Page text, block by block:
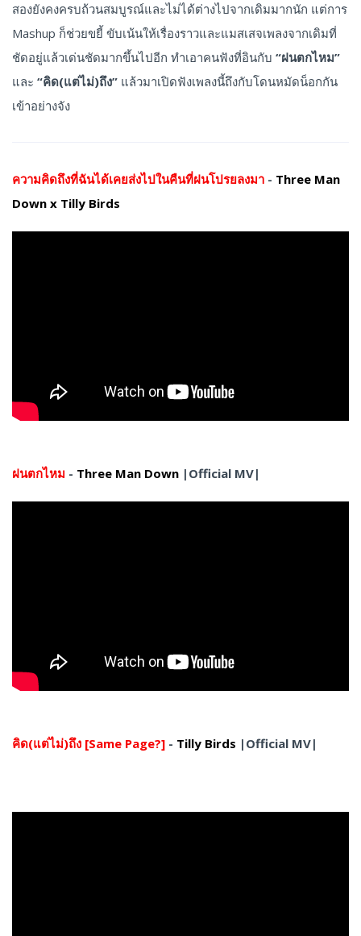
สองยังคงครบถ้วนสมบูรณ์และไม่ได้ต่างไปจากเดิมมากนัก แต่การ
Mashup ก็ช่วยขยี้ ขับเน้นให้เรื่องราวและแมสเสจเพลงจากเดิมที่
ชัดอยู่แล้วเด่นชัดมากขึ้นไปอีก ทำเอาคนฟังที่อินกับ “ฝนตกไหม”
และ “คิด(แต่ไม่)ถึง” แล้วมาเปิดฟังเพลงนี้ถึงกับโดนหมัดน็อกกัน
เข้าอย่างจัง
ความคิดถึงที่ฉันได้เคยส่งไปในคืนที่ฝนโปรยลงมา - Three Man
Down x Tilly Birds
ฝนตกไหม - Three Man Down |Official MV|
คิด(แต่ไม่)ถึง [Same Page?] - Tilly Birds |Official MV|